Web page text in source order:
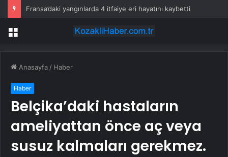
Fransa’daki yangınlarda 4 itfaiye eri hayatını kaybetti
Menü
Anasayfa / Haber
Haber
Belçika’daki hastaların
ameliyattan önce aç veya
susuz kalmaları gerekmez.